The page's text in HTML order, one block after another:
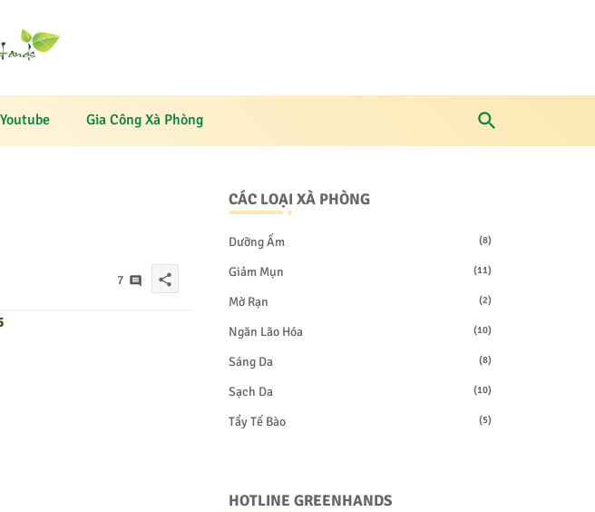
Youtube Gia Công Xà Phòng
7 share
CÁC LOẠI XÀ PHÒNG
Dưỡng Ẩm (8)
Giảm Mụn (11)
Mờ Rạn (2)
Ngăn Lão Hóa (10)
Sáng Da (8)
Sạch Da (10)
Tẩy Tế Bào (5)
HOTLINE GREENHANDS